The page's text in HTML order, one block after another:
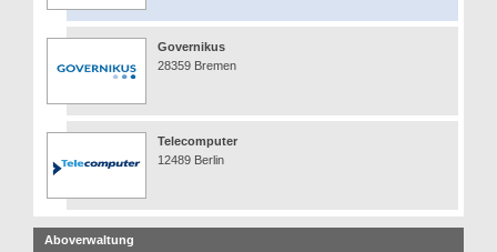
Governikus
28359 Bremen
Telecomputer
12489 Berlin
Aboverwaltung